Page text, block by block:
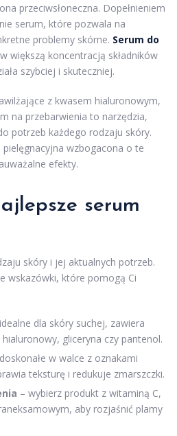
przeciwsłoneczna. Dopełnieniem
serum, które pozwala na
problemy skórne. Serum do
większą koncentracją składników
szybciej i skuteczniej.
z kwasem hialuronowym,
na przebarwienia to narzędzia,
potrzeb każdego rodzaju skóry.
wzbogacona o te
efekty.
serum
skóry i jej aktualnych potrzeb.
wskazówki, które pomogą Ci
dla skóry suchej, zawiera
hialuronowy, gliceryna czy pantenol.
w walce z oznakami
teksturę i redukuje zmarszczki.
– wybierz produkt z witaminą C,
aby rozjaśnić plamy